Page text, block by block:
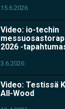
15.6.2026
Video: io-techin
2026 -
3.6.2026
Video: Testissä
All-Wood